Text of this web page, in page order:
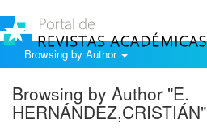
Browsing by Author
Browsing by Author "E.
HERNÁNDEZ,CRISTIÁN"